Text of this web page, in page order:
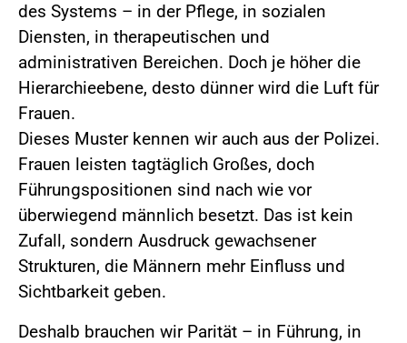
des Systems – in der Pflege, in sozialen
Diensten, in therapeutischen und
administrativen Bereichen. Doch je höher die
Hierarchieebene, desto dünner wird die Luft für
Frauen.
Dieses Muster kennen wir auch aus der Polizei.
Frauen leisten tagtäglich Großes, doch
Führungspositionen sind nach wie vor
überwiegend männlich besetzt. Das ist kein
Zufall, sondern Ausdruck gewachsener
Strukturen, die Männern mehr Einfluss und
Sichtbarkeit geben.
Deshalb brauchen wir Parität – in Führung, in